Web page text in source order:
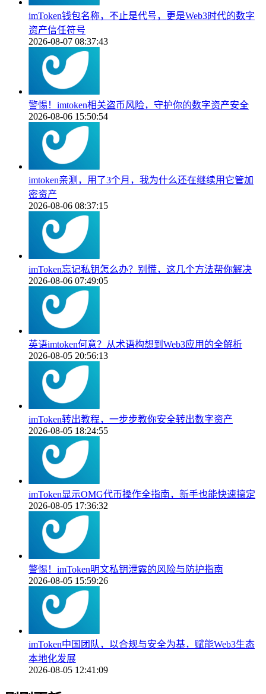
imToken钱包名称，不止是代号，更是Web3时代的数字
资产信任符号
2026-08-07 08:37:43
警惕！imtoken相关盗币风险，守护你的数字资产安全
2026-08-06 15:50:54
imtoken亲测，用了3个月，我为什么还在继续用它管加
密资产
2026-08-06 08:37:15
imToken忘记私钥怎么办？别慌，这几个方法帮你解决
2026-08-06 07:49:05
英语imtoken何意？从术语构想到Web3应用的全解析
2026-08-05 20:56:13
imToken转出教程，一步步教你安全转出数字资产
2026-08-05 18:24:55
imToken显示OMG代币操作全指南，新手也能快速搞定
2026-08-05 17:36:32
警惕！imToken明文私钥泄露的风险与防护指南
2026-08-05 15:59:26
imToken中国团队，以合规与安全为基，赋能Web3生态
本地化发展
2026-08-05 12:41:09